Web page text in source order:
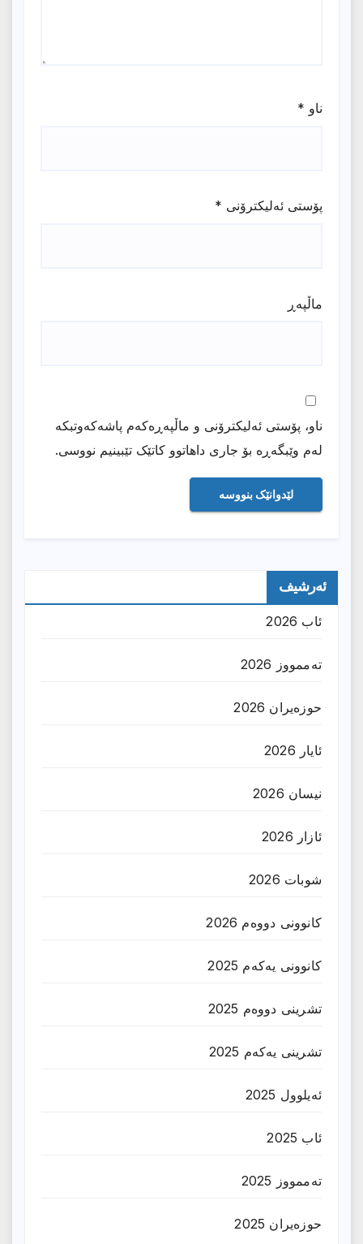
ناو *
پۆستی ئەلیکترۆنی *
ماڵپه‌ڕ
ناو، پۆستی ئەلیکترۆنی و ماڵپەڕەکەم پاشەکەوتبکە
لەم وێبگەڕە بۆ جاری داهاتوو کاتێک تێبینیم نووسی.
ئەرشیف
ئاب 2026
تەممووز 2026
حوزه‌یران 2026
ئایار 2026
نیسان 2026
ئازار 2026
شوبات 2026
کانوونی دووەم 2026
کانوونی یەکەم 2025
تشرینی دووەم 2025
تشرینی یەکەم 2025
ئەیلوول 2025
ئاب 2025
تەممووز 2025
حوزه‌یران 2025